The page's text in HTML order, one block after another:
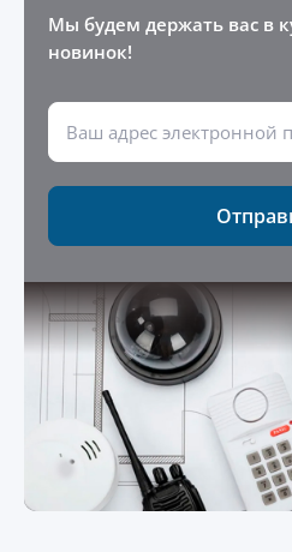
Мы будем держать вас в
новинок!